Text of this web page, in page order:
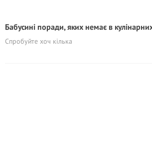
Бабусині поради, яких немає в
Спробуйте хоч кілька